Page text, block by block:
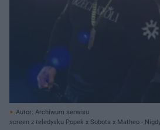
Autor: Archiwum serwisu
screen z teledysku Popek x Sobota x Matheo -